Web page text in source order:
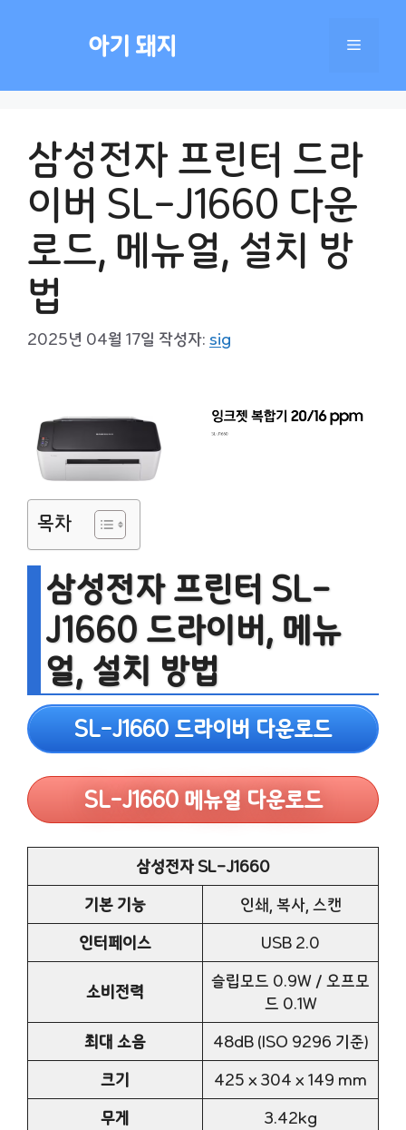
아기 돼지 메
삼성전자 프린터 드라
이버 SL-J1660 다운
로드, 메뉴얼, 설치 방
법
2025년 04월 17일 작성자: sig
목차
삼성전자 프린터 SL-
J1660 드라이버, 메뉴
얼, 설치 방법
SL-J1660 드라이버 다운로드
SL-J1660 메뉴얼 다운로드
삼성전자 SL-J1660
기본 기능
인쇄, 복사, 스캔
인터페이스
USB 2.0
소비전력
슬립모드 0.9W / 오프모
드 0.1W
최대 소음
48dB (ISO 9296 기준)
크기
425 x 304 x 149 mm
무게
3.42kg